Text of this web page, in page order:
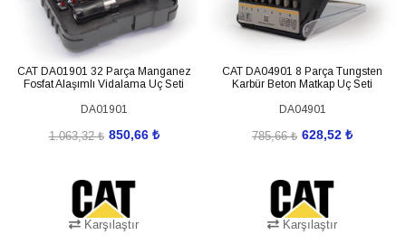
CAT DA01901 32 Parça Manganez
Fosfat Alaşımlı Vidalama Uç Seti
DA01901
850,66 ₺
1.063,32 ₺
Karşılaştır
CAT DA04901 8 Parça Tungsten
Karbür Beton Matkap Uç Seti
DA04901
628,52 ₺
785,66 ₺
Karşılaştır